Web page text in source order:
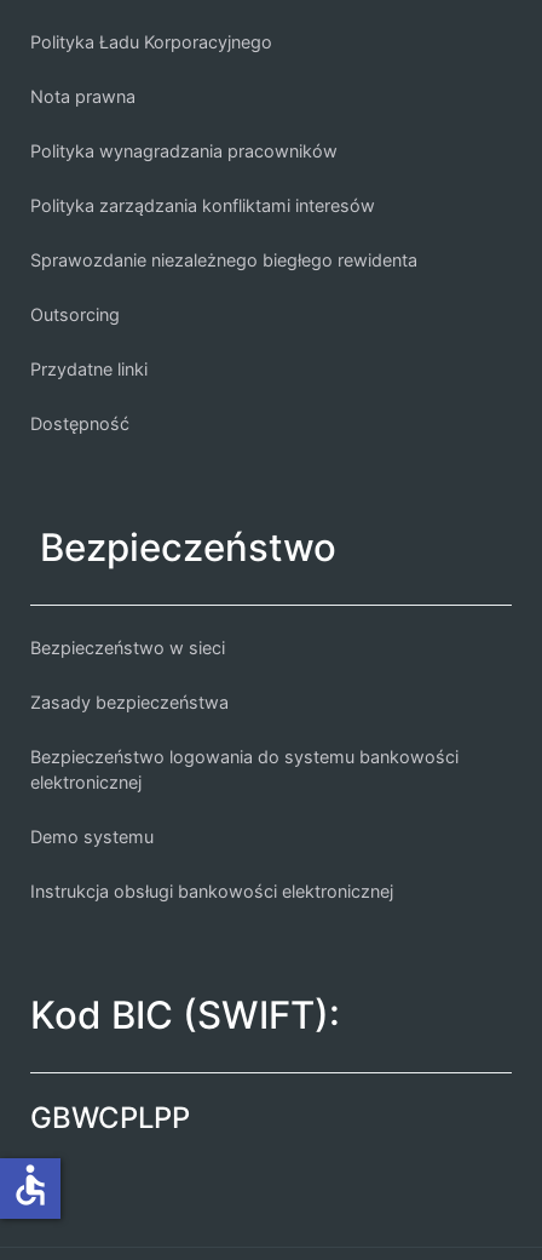
Polityka Ładu Korporacyjnego
Nota prawna
Polityka wynagradzania pracowników
Polityka zarządzania konfliktami interesów
Sprawozdanie niezależnego biegłego rewidenta
Outsorcing
Przydatne linki
Dostępność
Bezpieczeństwo
Bezpieczeństwo w sieci
Zasady bezpieczeństwa
Bezpieczeństwo logowania do systemu bankowości
elektronicznej
Demo systemu
Instrukcja obsługi bankowości elektronicznej
Kod BIC (SWIFT):
GBWCPLPP
accessible